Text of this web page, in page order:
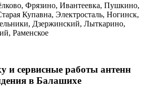
Фрязино, Ивантеевка, Пушкино,
Купавна, Электросталь, Ногинск,
Дзержинский, Лыткарино,
Раменское
и сервисные работы антенн
в Балашихе